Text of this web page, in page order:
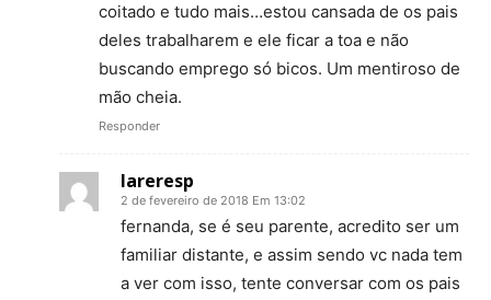
coitado e tudo mais…estou cansada de os pais
deles trabalharem e ele ficar a toa e não
buscando emprego só bicos. Um mentiroso de
mão cheia.
Responder
lareresp
2 de fevereiro de 2018 Em 13:02
fernanda, se é seu parente, acredito ser um
familiar distante, e assim sendo vc nada tem
a ver com isso, tente conversar com os pais